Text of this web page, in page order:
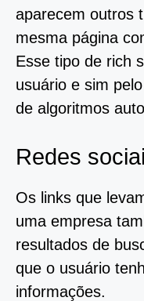
aparecem outros
mesma página
Esse tipo de rich
usuário e sim
de algoritmos
Redes
Os links que
uma empresa
resultados de
que o usuário
informações.